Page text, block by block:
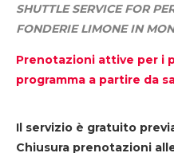
SHUTTLE SERVICE FOR
FONDERIE LIMONE IN
Prenotazioni attive per i
programma a partire da
Il servizio è gratuito
Chiusura prenotazioni